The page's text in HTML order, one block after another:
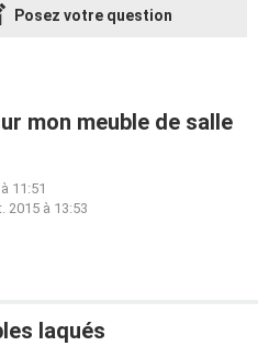
Posez votre question
mon meuble de salle
11:51
2015 à 13:53
laqués